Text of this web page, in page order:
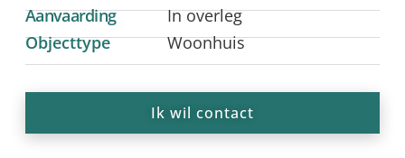
Aanvaarding
In overleg
Objecttype
Woonhuis
Ik wil contact